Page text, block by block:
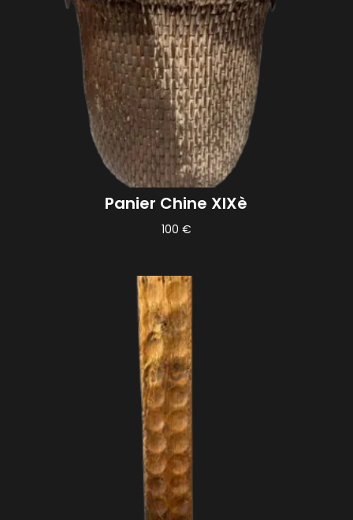
Panier Chine XIXè
100 €